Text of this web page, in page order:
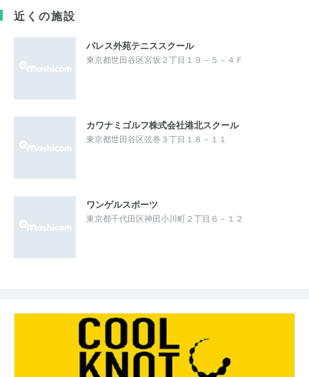
近くの施設
パレス外苑テニススクール
東京都世田谷区宮坂２丁目１９－５－４Ｆ
カワナミゴルフ株式会社港北スクール
東京都世田谷区弦巻３丁目１８－１１
ワンゲルスポーツ
東京都千代田区神田小川町２丁目６－１２